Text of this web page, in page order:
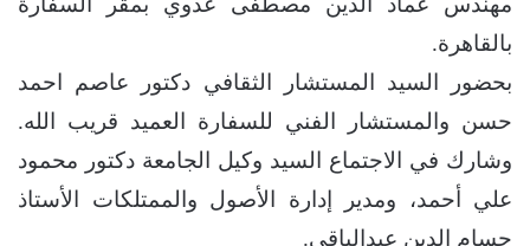
بالقاهرة.
بحضور السيد المستشار الثقافي دكتور عاصم احمد
حسن والمستشار الفني للسفارة العميد قريب الله.
وشارك في الاجتماع السيد وكيل الجامعة دكتور محمود
علي أحمد، ومدير إدارة الأصول والممتلكات الأستاذ
حسام الدين عبدالباقي.